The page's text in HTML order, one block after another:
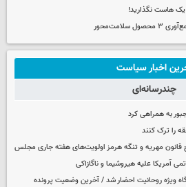
هاست نگذارید!
اخبار سیاست
چندرسانه‌ای
به همراهی کرد
را ترک کنند
قانون مهریه و تنگه هرمز اولویت‌های هفته جاری مجلس
آمریکا علیه هیروشیما و ناگازاکی
ویژه روحانیت احضار شد / آخرین وضعیت پرونده